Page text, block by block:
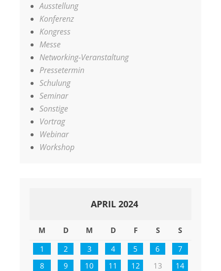
Ausstellung
Konferenz
Kongress
Messe
Networking-Veranstaltung
Pressetermin
Schulung
Seminar
Sonstige
Vortrag
Webinar
Workshop
APRIL 2024
M D M D F S
S
1
2 3 4 5 6
7
8
9 10 11 12 13
14